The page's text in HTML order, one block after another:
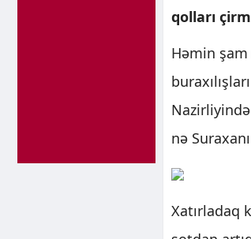
qolları
Həmin
nə
Xatırladaq